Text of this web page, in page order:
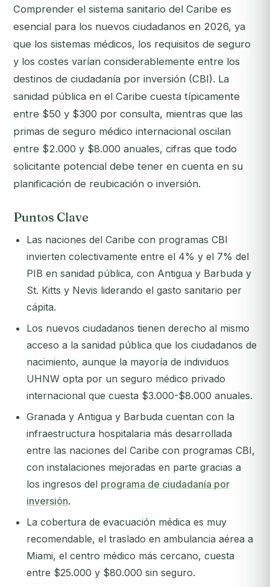
Comprender el sistema sanitario del Caribe es
esencial para los nuevos ciudadanos en 2026, ya
que los sistemas médicos, los requisitos de seguro
y los costes varían considerablemente entre los
destinos de ciudadanía por inversión (CBI). La
sanidad pública en el Caribe cuesta típicamente
entre $50 y $300 por consulta, mientras que las
primas de seguro médico internacional oscilan
entre $2.000 y $8.000 anuales, cifras que todo
solicitante potencial debe tener en cuenta en su
planificación de reubicación o inversión.
Puntos Clave
Las naciones del Caribe con programas CBI
invierten colectivamente entre el 4% y el 7% del
PIB en sanidad pública, con Antigua y Barbuda y
St. Kitts y Nevis liderando el gasto sanitario per
cápita.
Los nuevos ciudadanos tienen derecho al mismo
acceso a la sanidad pública que los ciudadanos de
nacimiento, aunque la mayoría de individuos
UHNW opta por un seguro médico privado
internacional que cuesta $3.000-$8.000 anuales.
Granada y Antigua y Barbuda cuentan con la
infraestructura hospitalaria más desarrollada
entre las naciones del Caribe con programas CBI,
con instalaciones mejoradas en parte gracias a
los ingresos del programa de ciudadanía por
inversión.
La cobertura de evacuación médica es muy
recomendable, el traslado en ambulancia aérea a
Miami, el centro médico más cercano, cuesta
entre $25.000 y $80.000 sin seguro.